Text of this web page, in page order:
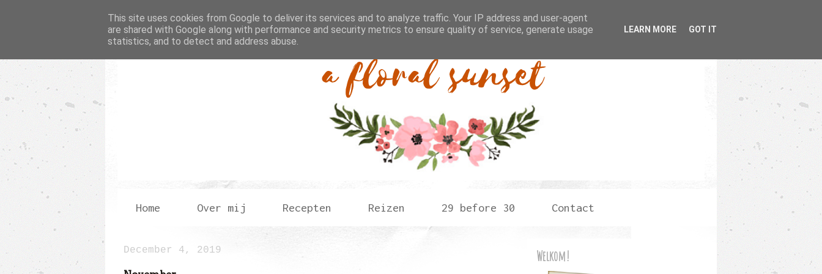
Home Over mij Recepten Reizen 29 before 30 Contact
December 4, 2019 Welkom!
This site uses cookies from Google to deliver its services and to analyze traffic. Your IP address and user-agent
are shared with Google along with performance and security metrics to ensure quality of service, generate usage
statistics, and to detect and address abuse.
LEARN MORE GOT IT